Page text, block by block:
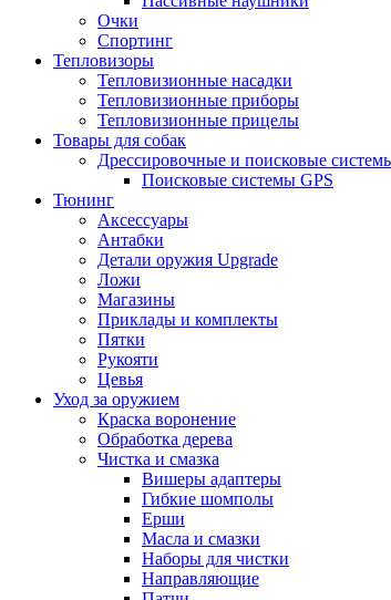
Очки
Спортинг
Тепловизоры
Тепловизионные насадки
Тепловизионные приборы
Тепловизионные прицелы
Товары для собак
Дрессировочные и поисковые
Поисковые системы GPS
Тюнинг
Аксессуары
Антабки
Детали оружия Upgrade
Ложи
Магазины
Приклады и комплекты
Пятки
Рукояти
Цевья
Уход за оружием
Краска воронение
Обработка дерева
Чистка и смазка
Вишеры адаптеры
Гибкие шомполы
Ерши
Масла и смазки
Наборы для чистки
Направляющие